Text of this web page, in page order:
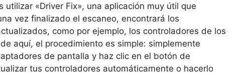
«Driver Fix», una aplicación muy útil que
vez finalizado el escaneo, encontrará los
como por ejemplo, los controladores de los
aquí, el procedimiento es simple: simplemente
de pantalla y haz clic en el botón de
tus controladores automáticamente o hacerlo